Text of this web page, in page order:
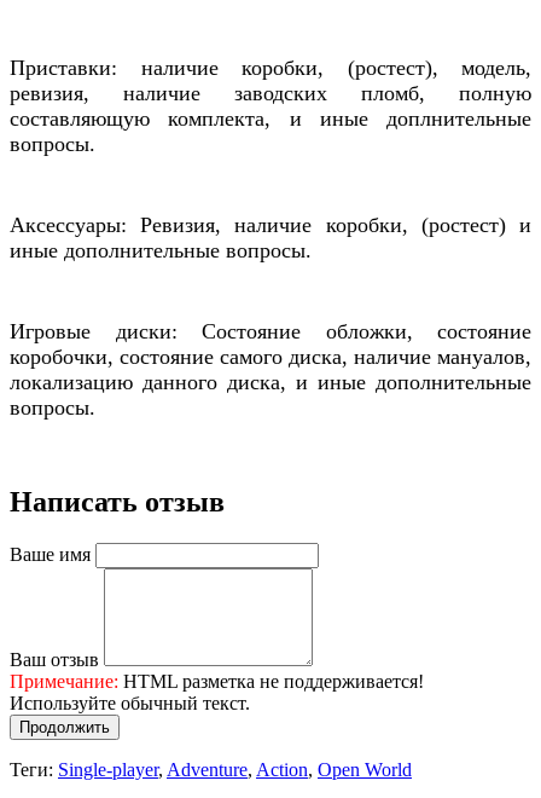
Приставки: наличие коробки, (ростест), модель,
ревизия, наличие заводских пломб, полную
составляющую комплекта, и иные доплнительные
вопросы.
Аксессуары: Ревизия, наличие коробки, (ростест) и
иные дополнительные вопросы.
Игровые диски: Состояние обложки, состояние
коробочки, состояние самого диска, наличие мануалов,
локализацию данного диска, и иные дополнительные
вопросы.
Написать отзыв
Ваше имя
Ваш отзыв
Примечание: HTML разметка не поддерживается!
Используйте обычный текст.
Продолжить
Теги: Single-player, Adventure, Action, Open World